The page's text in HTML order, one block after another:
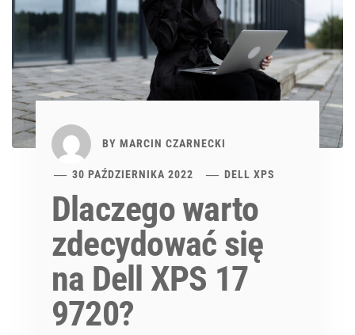
BY MARCIN CZARNECKI
30 PAŹDZIERNIKA 2022 DELL XPS
Dlaczego warto
zdecydować się
na Dell XPS 17
9720?